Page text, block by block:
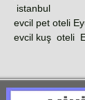
istanbul
evcil pet oteli
evcil kuş oteli